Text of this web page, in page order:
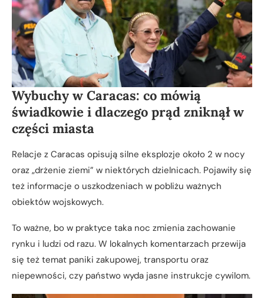
Wybuchy w Caracas: co mówią
świadkowie i dlaczego prąd zniknął w
części miasta
Relacje z Caracas opisują silne eksplozje około 2 w nocy
oraz „drżenie ziemi” w niektórych dzielnicach. Pojawiły się
też informacje o uszkodzeniach w pobliżu ważnych
obiektów wojskowych.
To ważne, bo w praktyce taka noc zmienia zachowanie
rynku i ludzi od razu. W lokalnych komentarzach przewija
się też temat paniki zakupowej, transportu oraz
niepewności, czy państwo wyda jasne instrukcje cywilom.